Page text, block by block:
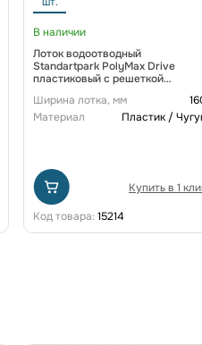
В наличии
Лоток водоотводный
Standartpark PolyMax Drive
пластиковый с решеткой
(комплект) 0805034-М
Ширина лотка, мм
Материал
Пластик /
Купить в 1
Код товара: 15214